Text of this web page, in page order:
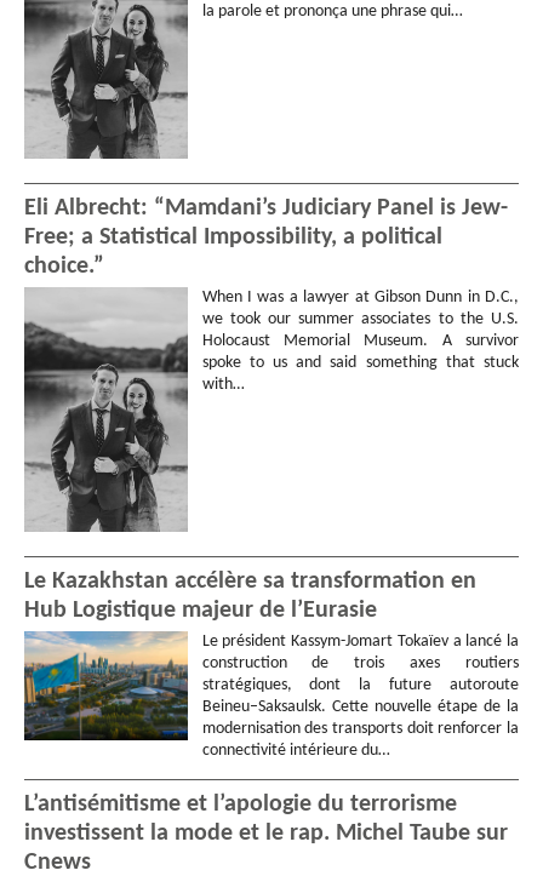
la parole et prononça une phrase qui…
Eli Albrecht: “Mamdani’s Judiciary Panel is Jew-
Free; a Statistical Impossibility, a political
choice.”
When I was a lawyer at Gibson Dunn in D.C.,
we took our summer associates to the U.S.
Holocaust Memorial Museum. A survivor
spoke to us and said something that stuck
with…
Le Kazakhstan accélère sa transformation en
Hub Logistique majeur de l’Eurasie
Le président Kassym-Jomart Tokaïev a lancé la
construction de trois axes routiers
stratégiques, dont la future autoroute
Beineu–Saksaulsk. Cette nouvelle étape de la
modernisation des transports doit renforcer la
connectivité intérieure du…
L’antisémitisme et l’apologie du terrorisme
investissent la mode et le rap. Michel Taube sur
Cnews